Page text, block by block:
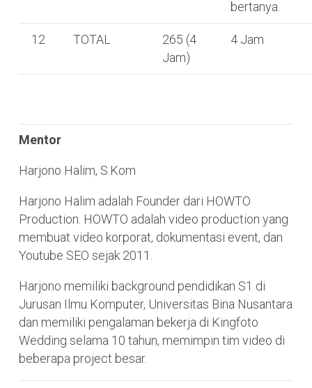
bertanya.
12 TOTAL
265 (4
Jam)
4 Jam
Mentor
Harjono Halim, S.Kom
Harjono Halim adalah Founder dari HOWTO
Production. HOWTO adalah video production yang
membuat video korporat, dokumentasi event, dan
Youtube SEO sejak 2011.
Harjono memiliki background pendidikan S1 di
Jurusan Ilmu Komputer, Universitas Bina Nusantara
dan memiliki pengalaman bekerja di Kingfoto
Wedding selama 10 tahun, memimpin tim video di
beberapa project besar.